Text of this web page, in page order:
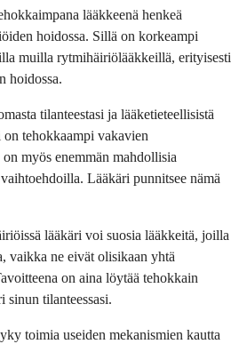
lääkkeenä henkeä
hoidossa. Sillä on korkeampi
muilla rytmihäiriölääkkeillä, erityisesti
hoidossa.
tilanteestasi ja lääketieteellisistä
tehokkaampi vakavien
myös enemmän mahdollisia
Lääkäri punnitsee nämä
lääkäri voi suosia lääkkeitä, joilla
vaikka ne eivät olisikaan yhtä
on aina löytää tehokkain
tilanteessasi.
toimia useiden mekanismien kautta